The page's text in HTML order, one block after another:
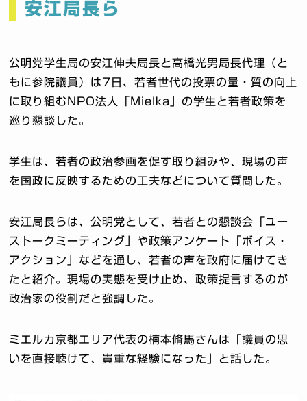
安江局長ら
公明党学生局の安江伸夫局長と高橋光男局長代理（と
もに参院議員）は7日、若者世代の投票の量・質の向上
に取り組むNPO法人「Mielka」の学生と若者政策を
巡り懇談した。
学生は、若者の政治参画を促す取り組みや、現場の声
を国政に反映するための工夫などについて質問した。
安江局長らは、公明党として、若者との懇談会「ユー
ストークミーティング」や政策アンケート「ボイス・
アクション」などを通し、若者の声を政府に届けてき
たと紹介。現場の実態を受け止め、政策提言するのが
政治家の役割だと強調した。
ミエルカ京都エリア代表の楠本脩馬さんは「議員の思
いを直接聴けて、貴重な経験になった」と話した。